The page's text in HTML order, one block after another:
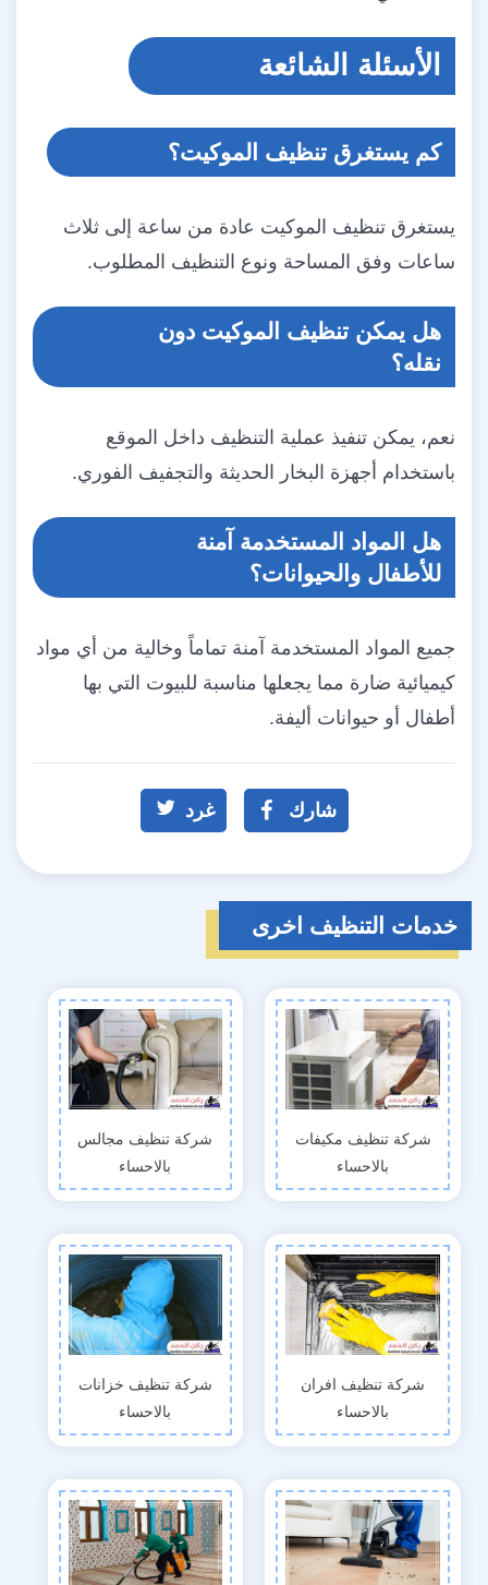
الأسئلة الشائعة
كم يستغرق تنظيف الموكيت؟
يستغرق تنظيف الموكيت عادة من ساعة إلى ثلاث
ساعات وفق المساحة ونوع التنظيف المطلوب.
هل يمكن تنظيف الموكيت دون
نقله؟
نعم، يمكن تنفيذ عملية التنظيف داخل الموقع
باستخدام أجهزة البخار الحديثة والتجفيف الفوري.
هل المواد المستخدمة آمنة
للأطفال والحيوانات؟
جميع المواد المستخدمة آمنة تماماً وخالية من أي مواد
كيميائية ضارة مما يجعلها مناسبة للبيوت التي بها
أطفال أو حيوانات أليفة.
شارك غرد
خدمات التنظيف اخرى
شركة تنظيف مكيفات
بالاحساء
شركة تنظيف مجالس
بالاحساء
شركة تنظيف افران
بالاحساء
شركة تنظيف خزانات
بالاحساء